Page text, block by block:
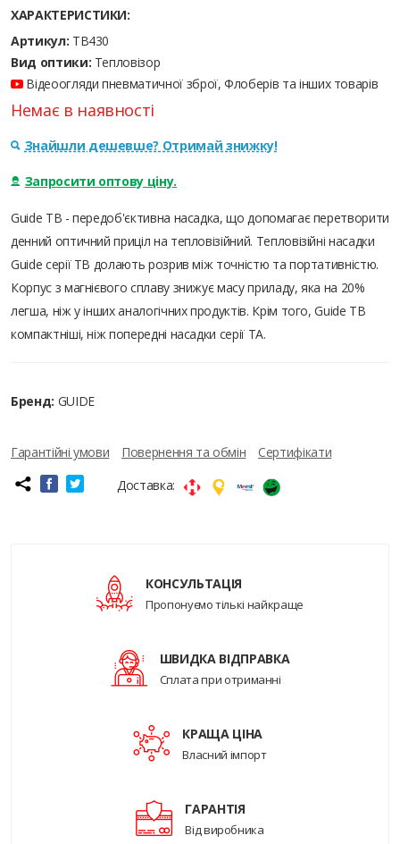
ХАРАКТЕРИСТИКИ:
Артикул: TB430
Вид оптики: Тепловізор
Відеоогляди пневматичної зброї, Флоберів та інших товарів
Немає в наявності
Знайшли дешевше? Отримай знижку!
Запросити оптову ціну.
Guide TB - передоб'єктивна насадка, що допомагає перетворити
денний оптичний приціл на тепловізійний. Тепловізійні насадки
Guide серії TB долають розрив між точністю та портативністю.
Корпус з магнієвого сплаву знижує масу приладу, яка на 20%
легша, ніж у інших аналогічних продуктів. Крім того, Guide TB
компактніші, ніж попередні насадки серії ТА.
Бренд: GUIDE
Гарантійні умови Повернення та обмін
Сертифікати
Доставка:
КОНСУЛЬТАЦІЯ
Пропонуємо тількі найкраще
ШВИДКА ВІДПРАВКА
Сплата при отриманні
КРАЩА ЦІНА
Власний імпорт
ГАРАНТІЯ
Від виробника